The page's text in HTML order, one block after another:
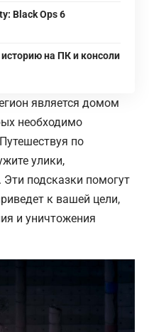
Black Ops 6
на ПК и консоли
является домом
необходимо
по
улики,
подсказки помогут
к вашей цели,
и уничтожения